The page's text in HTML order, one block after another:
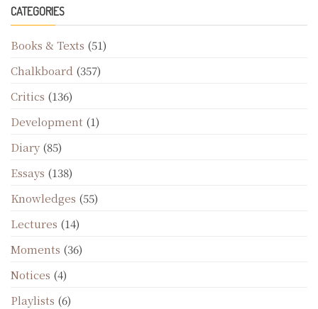
CATEGORIES
Books & Texts (51)
Chalkboard (357)
Critics (136)
Development (1)
Diary (85)
Essays (138)
Knowledges (55)
Lectures (14)
Moments (36)
Notices (4)
Playlists (6)